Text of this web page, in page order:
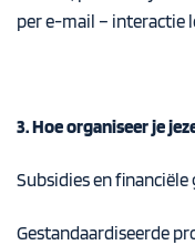
per e-mail – interactie
3. Hoe organiseer je
Subsidies en
Gestandaardiseerde